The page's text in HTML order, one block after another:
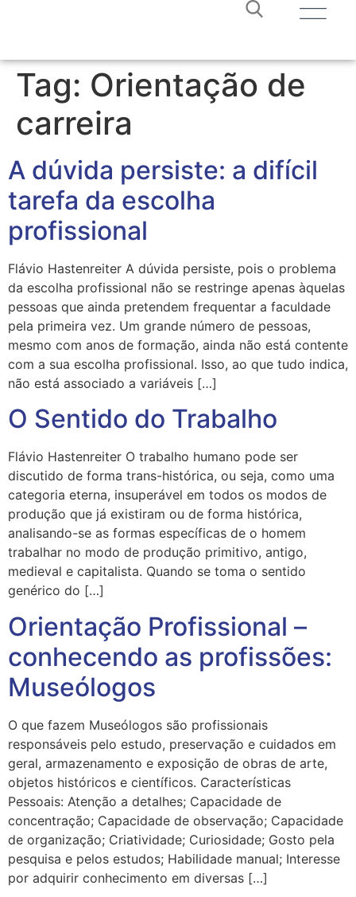
Tag: Orientação de
carreira
A dúvida persiste: a difícil
tarefa da escolha
profissional
Flávio Hastenreiter A dúvida persiste, pois o problema
da escolha profissional não se restringe apenas àquelas
pessoas que ainda pretendem frequentar a faculdade
pela primeira vez. Um grande número de pessoas,
mesmo com anos de formação, ainda não está contente
com a sua escolha profissional. Isso, ao que tudo indica,
não está associado a variáveis […]
O Sentido do Trabalho
Flávio Hastenreiter O trabalho humano pode ser
discutido de forma trans-histórica, ou seja, como uma
categoria eterna, insuperável em todos os modos de
produção que já existiram ou de forma histórica,
analisando-se as formas específicas de o homem
trabalhar no modo de produção primitivo, antigo,
medieval e capitalista. Quando se toma o sentido
genérico do […]
Orientação Profissional –
conhecendo as profissões:
Museólogos
O que fazem Museólogos são profissionais
responsáveis pelo estudo, preservação e cuidados em
geral, armazenamento e exposição de obras de arte,
objetos históricos e científicos. Características
Pessoais: Atenção a detalhes; Capacidade de
concentração; Capacidade de observação; Capacidade
de organização; Criatividade; Curiosidade; Gosto pela
pesquisa e pelos estudos; Habilidade manual; Interesse
por adquirir conhecimento em diversas […]